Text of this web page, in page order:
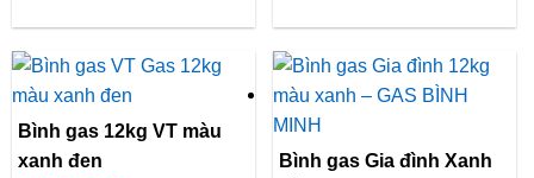
Bình gas 12kg VT màu
xanh đen
Bình gas Gia đình Xanh